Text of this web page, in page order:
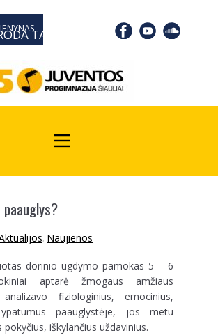
0667 19366
, Naujienos
dorinio ugdymo pamokas 5 – 6
aptarė žmogaus amžiaus
fiziologinius, emocinius,
paauglystėje, jos metu
pokyčius, iškylančius uždavinius.